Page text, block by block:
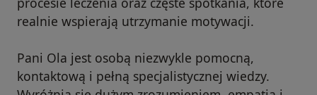
realnie wspierają utrzymanie motywacji.
Pani Ola jest osobą niezwykle pomocną,
kontaktową i pełną specjalistycznej wiedzy.